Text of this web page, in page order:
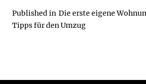
Published in Die erste eigene
Tipps für den Umzug